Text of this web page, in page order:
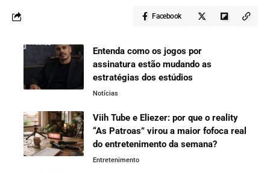
Facebook
Entenda como os jogos por
assinatura estão mudando as
estratégias dos estúdios
Notícias
Viih Tube e Eliezer: por que o reality
“As Patroas” virou a maior fofoca real
do entretenimento da semana?
Entretenimento